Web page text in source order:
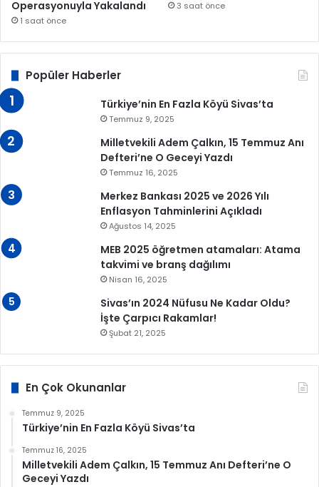
Operasyonuyla Yakalandı
1 saat önce
3 saat önce
Popüler Haberler
Türkiye’nin En Fazla Köyü Sivas’ta
Temmuz 9, 2025
Milletvekili Adem Çalkın, 15 Temmuz Anı
Defteri’ne O Geceyi Yazdı
Temmuz 16, 2025
Merkez Bankası 2025 ve 2026 Yılı
Enflasyon Tahminlerini Açıkladı
Ağustos 14, 2025
MEB 2025 öğretmen atamaları: Atama
takvimi ve branş dağılımı
Nisan 16, 2025
Sivas’ın 2024 Nüfusu Ne Kadar Oldu?
İşte Çarpıcı Rakamlar!
Şubat 21, 2025
En Çok Okunanlar
Temmuz 9, 2025
Türkiye’nin En Fazla Köyü Sivas’ta
Temmuz 16, 2025
Milletvekili Adem Çalkın, 15 Temmuz Anı Defteri’ne O
Geceyi Yazdı